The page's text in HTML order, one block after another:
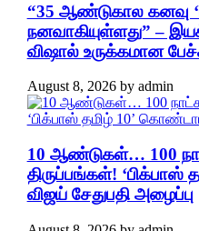
“35 ஆண்டுகால கனவு
நனவாகியுள்ளது” –
விஷால் உருக்கமான
August 8, 2026by admin
10 ஆண்டுகள்… 100
திருப்பங்கள்! ‘பிக்பாஸ்
விஜய் சேதுபதி அழைப்பு